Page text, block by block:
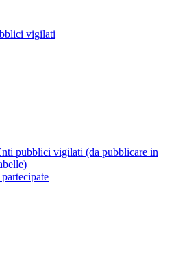
vigilati
pubblici vigilati (da pubblicare in